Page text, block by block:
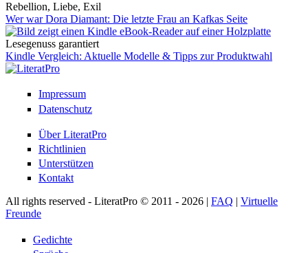
Rebellion, Liebe, Exil
Wer war Dora Diamant: Die letzte Frau an Kafkas Seite
Lesegenuss garantiert
Kindle Vergleich: Aktuelle Modelle & Tipps zur Produktwahl
Impressum
Datenschutz
Über LiteratPro
Richtlinien
Unterstützen
Kontakt
All rights reserved - LiteratPro © 2011 - 2026 | FAQ | Virtuelle
Freunde
Gedichte